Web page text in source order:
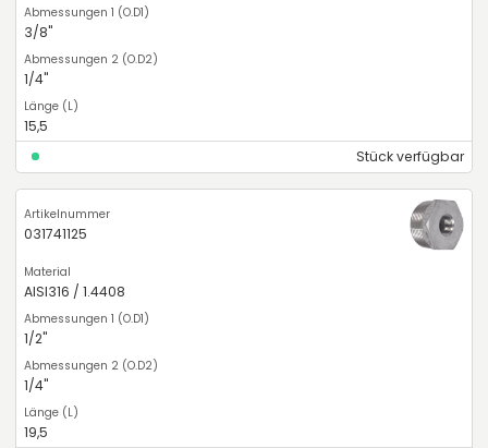
3/8"
1/4"
15,5
Stück verfügbar
031741125
AISI316 / 1.4408
1/2"
1/4"
19,5